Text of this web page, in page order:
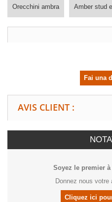
Orecchini ambra Amber stud
Fai una
AVIS CLIENT :
Soyez le premier
Donnez nous
Cliquez ici